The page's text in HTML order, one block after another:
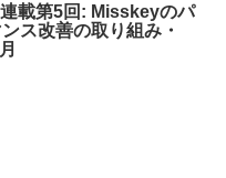
載第5回: Misskeyのパ
ス改善の取り組み⁠⁠・